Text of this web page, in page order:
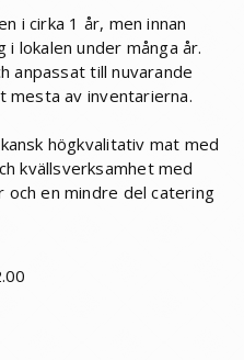
i cirka 1 år, men innan
lokalen under många år.
anpassat till nuvarande
mesta av inventarierna.
högkvalitativ mat med
kvällsverksamhet med
en mindre del catering